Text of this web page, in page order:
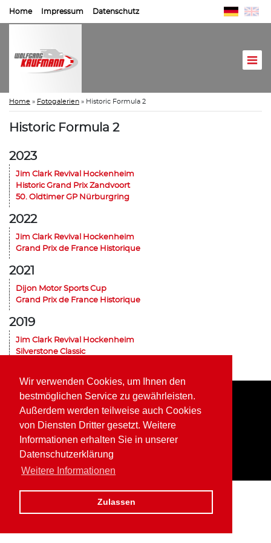
Wir verwenden Cookies, um Ihnen den
bestmöglichen Service zu gewährleisten.
Außerdem werden teilweise auch Cookies
von Diensten Dritter gesetzt. Weitere
Informationen erhalten Sie in unserer
Datenschutzerklärung
Weitere Informationen
Zulassen
Home Impressum Datenschutz
Home » Fotogalerien » Historic Formula 2
Historic Formula 2
2023
Jim Clark Revival Hockenheim
Historic Grand Prix Zandvoort
50. Oldtimer GP Nürburgring
2022
Jim Clark Revival Hockenheim
Grand Prix de France Historique
2021
Dijon Motor Sports Cup
Grand Prix de France Historique
2019
Jim Clark Revival Hockenheim
Silverstone Classic
Home Impressum Datenschutz